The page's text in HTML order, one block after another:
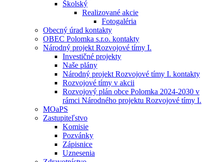
Školský
Realizované akcie
Fotogaléria
Obecný úrad kontakty
OBEC Polomka s.r.o. kontakty
Národný projekt Rozvojové tímy I.
Investičné projekty
Naše plány
Národný projekt Rozvojové tímy I. kontakty
Rozvojové tímy v akcii
Rozvojový plán obce Polomka 2024-2030 v
rámci Národného projektu Rozvojové tímy I.
MOaPS
Zastupiteľstvo
Komisie
Pozvánky
Zápisnice
Uznesenia